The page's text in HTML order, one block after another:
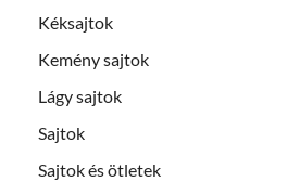
Kéksajtok
Kemény sajtok
Lágy sajtok
Sajtok
Sajtok és ötletek